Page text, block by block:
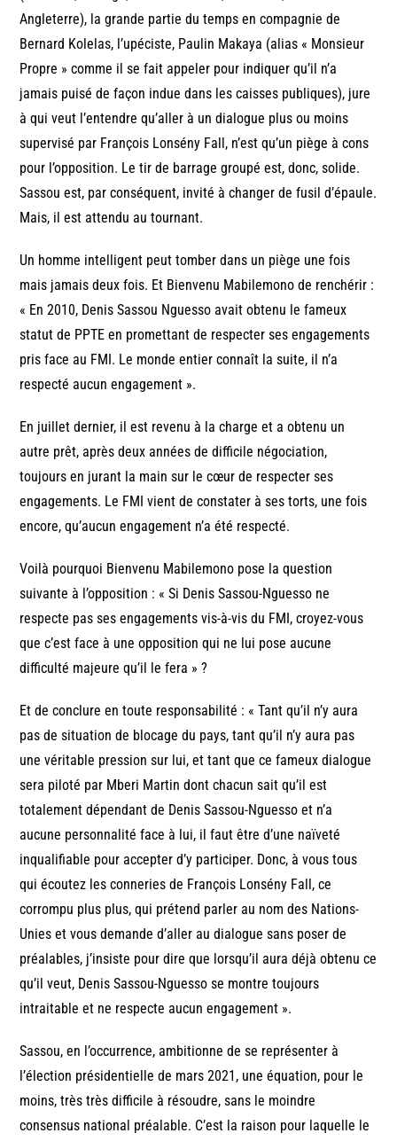
Angleterre), la grande partie du temps en compagnie de
Bernard Kolelas, l’upéciste, Paulin Makaya (alias « Monsieur
Propre » comme il se fait appeler pour indiquer qu’il n’a
jamais puisé de façon indue dans les caisses publiques), jure
à qui veut l’entendre qu’aller à un dialogue plus ou moins
supervisé par François Lonsény Fall, n’est qu’un piège à cons
pour l’opposition. Le tir de barrage groupé est, donc, solide.
Sassou est, par conséquent, invité à changer de fusil d’épaule.
Mais, il est attendu au tournant.
Un homme intelligent peut tomber dans un piège une fois
mais jamais deux fois. Et Bienvenu Mabilemono de renchérir :
« En 2010, Denis Sassou Nguesso avait obtenu le fameux
statut de PPTE en promettant de respecter ses engagements
pris face au FMI. Le monde entier connaît la suite, il n’a
respecté aucun engagement ».
En juillet dernier, il est revenu à la charge et a obtenu un
autre prêt, après deux années de difficile négociation,
toujours en jurant la main sur le cœur de respecter ses
engagements. Le FMI vient de constater à ses torts, une fois
encore, qu’aucun engagement n’a été respecté.
Voilà pourquoi Bienvenu Mabilemono pose la question
suivante à l’opposition : « Si Denis Sassou-Nguesso ne
respecte pas ses engagements vis-à-vis du FMI, croyez-vous
que c’est face à une opposition qui ne lui pose aucune
difficulté majeure qu’il le fera » ?
Et de conclure en toute responsabilité : « Tant qu’il n’y aura
pas de situation de blocage du pays, tant qu’il n’y aura pas
une véritable pression sur lui, et tant que ce fameux dialogue
sera piloté par Mberi Martin dont chacun sait qu’il est
totalement dépendant de Denis Sassou-Nguesso et n’a
aucune personnalité face à lui, il faut être d’une naïveté
inqualifiable pour accepter d’y participer. Donc, à vous tous
qui écoutez les conneries de François Lonsény Fall, ce
corrompu plus plus, qui prétend parler au nom des Nations-
Unies et vous demande d’aller au dialogue sans poser de
préalables, j’insiste pour dire que lorsqu’il aura déjà obtenu ce
qu’il veut, Denis Sassou-Nguesso se montre toujours
intraitable et ne respecte aucun engagement ».
Sassou, en l’occurrence, ambitionne de se représenter à
l’élection présidentielle de mars 2021, une équation, pour le
moins, très très difficile à résoudre, sans le moindre
consensus national préalable. C’est la raison pour laquelle le